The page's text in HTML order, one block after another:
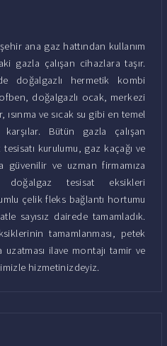
ana gaz hattından kullanım
gazla çalışan cihazlara taşır.
doğalgazlı hermetik kombi
doğalgazlı ocak, merkezi
ve sıcak su gibi en temel
Bütün gazla çalışan
kurulumu, gaz kaçağı ve
ve uzman firmamıza
doğalgaz tesisat eksikleri
çelik fleks bağlantı hortumu
sayısız dairede tamamladık.
tamamlanması, petek
uzatması ilave montajı tamir ve
hizmetinizdeyiz.